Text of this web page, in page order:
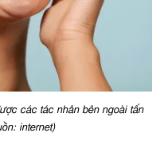
các tác nhân bên ngoài tấn
internet)